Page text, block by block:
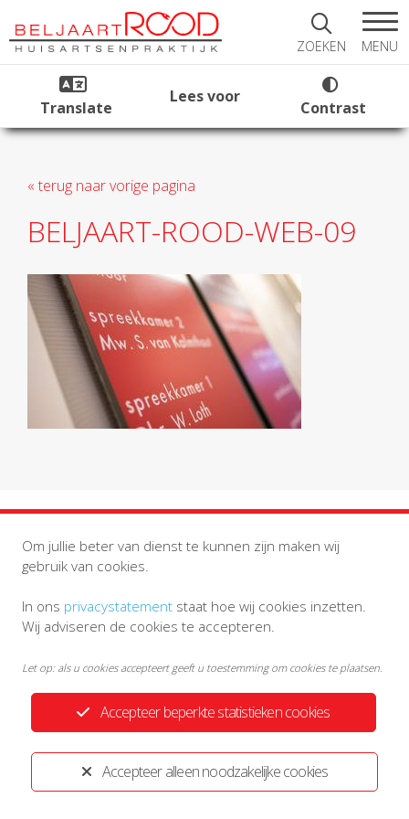
ZOEKEN MENU
Translate
Lees voor
Contrast
« terug naar vorige pagina
BELJAART-ROOD-WEB-09
Accepteer alleen noodzakelijke cookies
Accepteer beperkte statistieken cookies
Om jullie beter van dienst te kunnen zijn maken wij
gebruik van cookies.
In ons privacystatement staat hoe wij cookies inzetten.
Wij adviseren de cookies te accepteren.
Let op: als u cookies accepteert geeft u toestemming om cookies te plaatsen.